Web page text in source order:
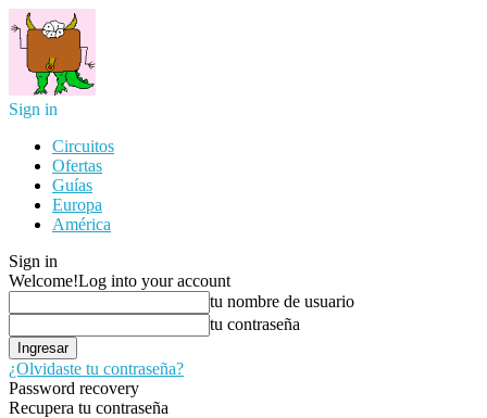
Sign in
Circuitos
Ofertas
Guías
Europa
América
Sign in
Welcome!Log into your account
tu nombre de usuario
tu contraseña
¿Olvidaste tu contraseña?
Password recovery
Recupera tu contraseña